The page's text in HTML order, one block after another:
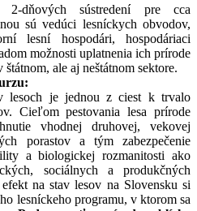
2-dňových sústredení pre cca
sú vedúci lesníckych obvodov,
lesní hospodári, hospodáriaci
možnosti uplatnenia ich prírode
ale aj neštátnom sektore.
lesoch je jednou z ciest k trvalo
Cieľom pestovania lesa prírode
vhodnej druhovej, vekovej
porastov a tým zabezpečenie
a biologickej rozmanitosti ako
sociálnych a produkčných
na stav lesov na Slovensku si
lesníckeho programu, v ktorom sa